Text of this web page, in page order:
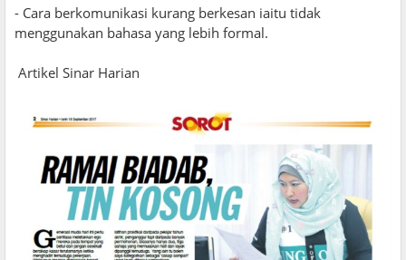
- Cara berkomunikasi kurang berkesan iaitu tidak
menggunakan bahasa yang lebih formal.
Artikel Sinar Harian